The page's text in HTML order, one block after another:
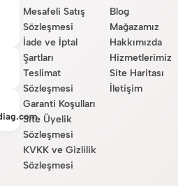
Mesafeli Satış
Sözleşmesi
İade ve İptal
Şartları
Teslimat
Sözleşmesi
Garanti Koşulları
Site Üyelik
Sözleşmesi
KVKK ve Gizlilik
Sözleşmesi
Blog
Mağazamız
Hakkımızda
Hizmetlerimiz
Site Haritası
İletişim